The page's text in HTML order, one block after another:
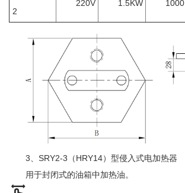
2
220V 1.5KW 1000
3、SRY2-3（HRY14）型侵入式电加热器
用于封闭式的油箱中加热油。